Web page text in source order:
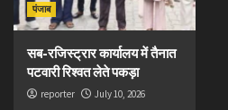
पंजाब
सब-रजिस्ट्रार कार्यालय में तैनात
पटवारी रिश्वत लेते पकड़ा
reporter July 10, 2026